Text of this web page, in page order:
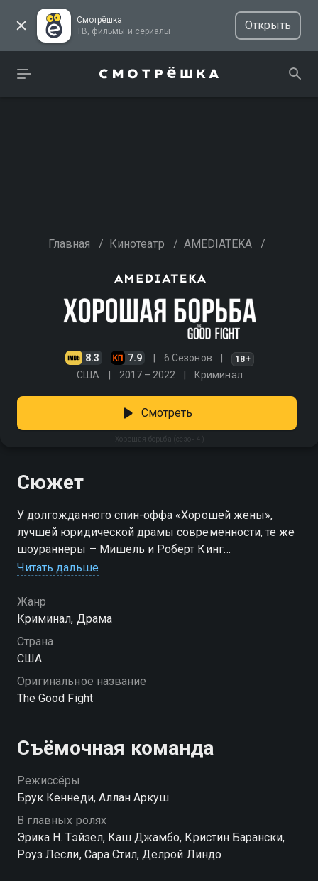
Смотрёшка
ТВ, фильмы и сериалы
Открыть
Главная / Кинотеатр / AMEDIATEKA /
8.3 7.9 6 Сезонов 18+
США 2017 – 2022 Криминал
Хорошая борьба (сезон 4)
Смотреть
Сюжет
У долгожданного спин-оффа «Хорошей жены»,
лучшей юридической драмы современности, те же
шоураннеры – Мишель и Роберт Кинг
борьба вы можете совершенно бесплатно в
хорошем HD качестве на Смотрёшке
Читать дальше
Жанр
Криминал, Драма
Страна
США
Оригинальное название
The Good Fight
Съёмочная команда
Режиссёры
Брук Кеннеди, Аллан Аркуш
В главных ролях
Эрика Н. Тэйзел, Каш Джамбо, Кристин Барански,
Роуз Лесли, Сара Стил, Делрой Линдо